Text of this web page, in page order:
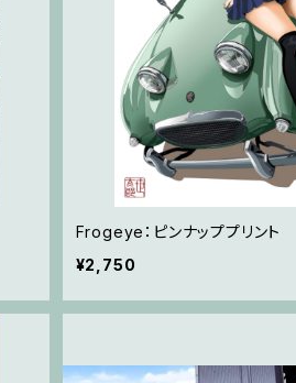
Frogeye：ピンナッププリント
¥2,750